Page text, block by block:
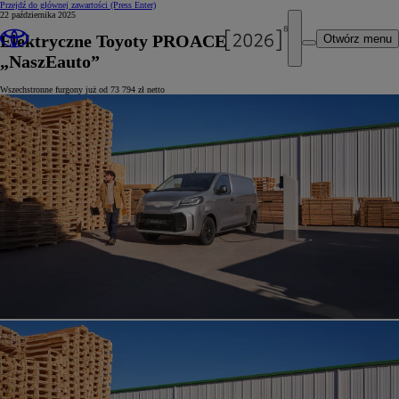
Przejdź do głównej zawartości (Press Enter)
Otwórz menu
22 października 2025
Elektryczne Toyoty PROACE z dotacją
„NaszEauto”
Wszechstronne furgony już od 73 794 zł netto